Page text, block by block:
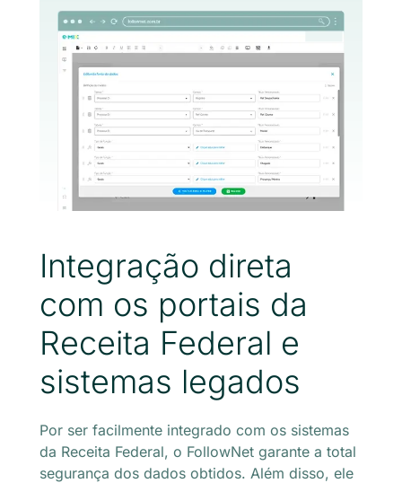
Integração direta
com os portais da
Receita Federal e
sistemas legados
Por ser facilmente integrado com os sistemas
da Receita Federal, o FollowNet garante a total
segurança dos dados obtidos. Além disso, ele